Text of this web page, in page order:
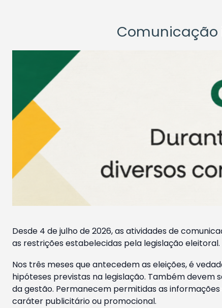
Comunicação
Desde 4 de julho de 2026, as atividades de
as restrições estabelecidas pela legislação eleitoral.
Nos três meses que antecedem as eleições, é
hipóteses previstas na legislação. Também devem
da gestão. Permanecem permitidas as
caráter publicitário ou promocional.